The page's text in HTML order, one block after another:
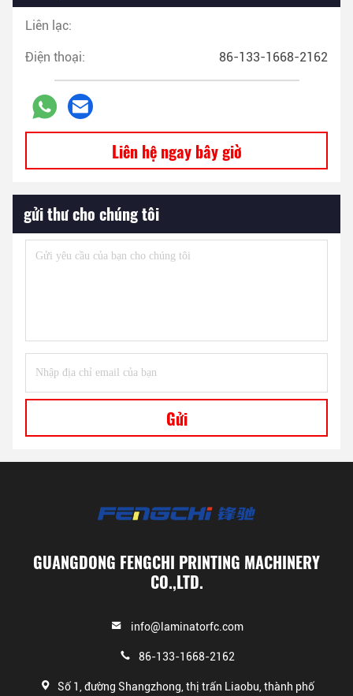
Liên lạc:
Điện thoại: 86-133-1668-2162
Liên hệ ngay bây giờ
gửi thư cho chúng tôi
Gửi
GUANGDONG FENGCHI PRINTING MACHINERY
CO.,LTD.
info@laminatorfc.com
86-133-1668-2162
Số 1, đường Shangzhong, thị trấn Liaobu, thành phố